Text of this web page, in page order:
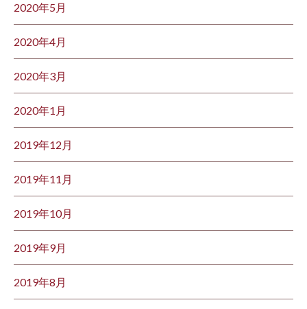
2020年5月
2020年4月
2020年3月
2020年1月
2019年12月
2019年11月
2019年10月
2019年9月
2019年8月